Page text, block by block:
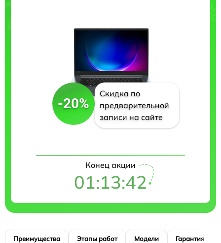
-20%
Скидка по
предварительной
записи на сайте
Конец акции
01:13:41
Преимущества Этапы работ Модели Гарантия